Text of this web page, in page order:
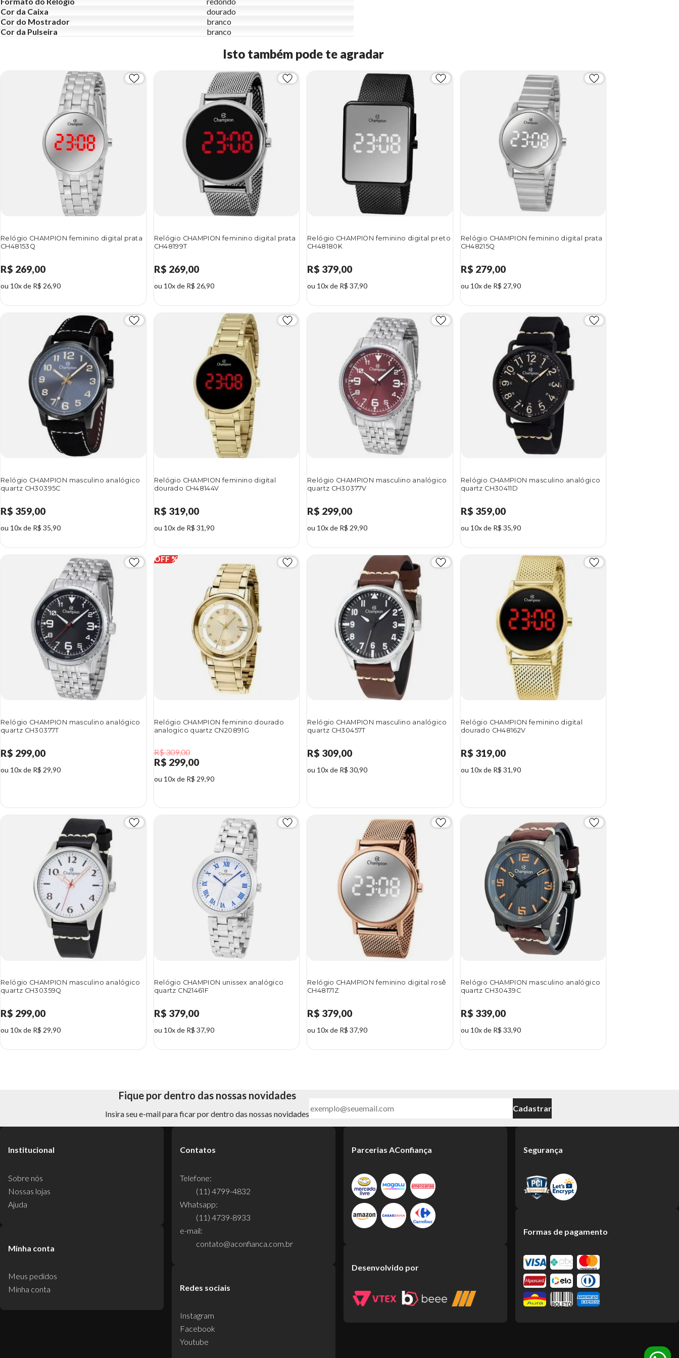
Cor da Caixa
dourado
Cor do Mostrador
branco
Cor da Pulseira
branco
Isto também pode te agradar
Relógio CHAMPION feminino digital prata
CH48153Q
R$ 269,00
ou 10x de R$ 26,90
Relógio CHAMPION feminino digital prata
CH48199T
R$ 269,00
ou 10x de R$ 26,90
Relógio CHAMPION feminino digital preto
CH48180K
R$ 379,00
ou 10x de R$ 37,90
Relógio CHAMPION feminino digital prata
CH48215Q
R$ 279,00
ou 10x de R$ 27,90
Relógio CHAMPION masculino analógico
quartz CH30395C
R$ 359,00
ou 10x de R$ 35,90
Relógio CHAMPION feminino digital
dourado CH48144V
R$ 319,00
ou 10x de R$ 31,90
Relógio CHAMPION masculino analógico
quartz CH30377V
R$ 299,00
ou 10x de R$ 29,90
Relógio CHAMPION masculino analógico
quartz CH30411D
R$ 359,00
ou 10x de R$ 35,90
Relógio CHAMPION masculino analógico
quartz CH30377T
R$ 299,00
ou 10x de R$ 29,90
Relógio CHAMPION feminino dourado
analogico quartz CN20891G
R$ 309,00
R$ 299,00
ou 10x de R$ 29,90
Relógio CHAMPION masculino analógico
quartz CH30457T
R$ 309,00
ou 10x de R$ 30,90
Relógio CHAMPION feminino digital
dourado CH48162V
R$ 319,00
ou 10x de R$ 31,90
Relógio CHAMPION masculino analógico
quartz CH30359Q
R$ 299,00
ou 10x de R$ 29,90
Relógio CHAMPION unissex analógico
quartz CN21461F
R$ 379,00
ou 10x de R$ 37,90
Relógio CHAMPION feminino digital rosê
CH48171Z
R$ 379,00
ou 10x de R$ 37,90
Relógio CHAMPION masculino analógico
quartz CH30439C
R$ 339,00
ou 10x de R$ 33,90
Fique por dentro das nossas novidades
Insira seu e-mail para ficar por dentro das nossas novidades
Cadastrar
Institucional
Sobre nós
Nossas lojas
Ajuda
Minha conta
Meus pedidos
Minha conta
Contatos
Telefone:
(11) 4799-4832
Whatsapp:
(11) 4739-8933
e-mail:
contato@aconfianca.com.br
Redes sociais
Instagram
Facebook
Youtube
Parcerias AConfiança
Desenvolvido por
Segurança
Formas de pagamento